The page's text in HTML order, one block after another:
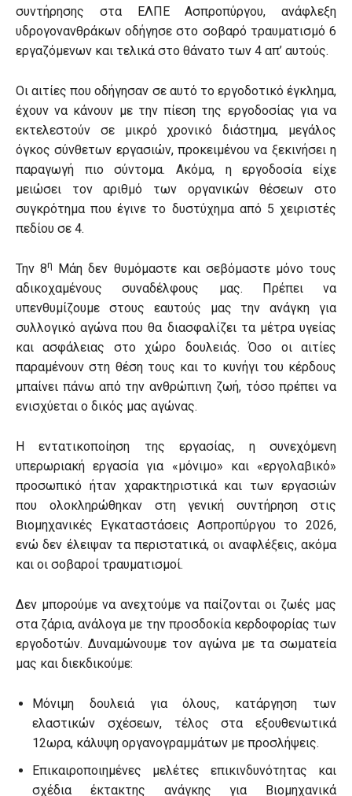
συντήρησης στα ΕΛΠΕ Ασπροπύργου, ανάφλεξη
υδρογονανθράκων οδήγησε στο σοβαρό τραυματισμό 6
εργαζόμενων και τελικά στο θάνατο των 4 απ’ αυτούς.
Οι αιτίες που οδήγησαν σε αυτό το εργοδοτικό έγκλημα,
έχουν να κάνουν με την πίεση της εργοδοσίας για να
εκτελεστούν σε μικρό χρονικό διάστημα, μεγάλος
όγκος σύνθετων εργασιών, προκειμένου να ξεκινήσει η
παραγωγή πιο σύντομα. Ακόμα, η εργοδοσία είχε
μειώσει τον αριθμό των οργανικών θέσεων στο
συγκρότημα που έγινε το δυστύχημα από 5 χειριστές
πεδίου σε 4.
Την 8η
Μάη δεν θυμόμαστε και σεβόμαστε μόνο τους
αδικοχαμένους συναδέλφους μας. Πρέπει να
υπενθυμίζουμε στους εαυτούς μας την ανάγκη για
συλλογικό αγώνα που θα διασφαλίζει τα μέτρα υγείας
και ασφάλειας στο χώρο δουλειάς. Όσο οι αιτίες
παραμένουν στη θέση τους και το κυνήγι του κέρδους
μπαίνει πάνω από την ανθρώπινη ζωή, τόσο πρέπει να
ενισχύεται ο δικός μας αγώνας.
Η εντατικοποίηση της εργασίας, η συνεχόμενη
υπερωριακή εργασία για «μόνιμο» και «εργολαβικό»
προσωπικό ήταν χαρακτηριστικά και των εργασιών
που ολοκληρώθηκαν στη γενική συντήρηση στις
Βιομηχανικές Εγκαταστάσεις Ασπροπύργου το 2026,
ενώ δεν έλειψαν τα περιστατικά, οι αναφλέξεις, ακόμα
και οι σοβαροί τραυματισμοί.
Δεν μπορούμε να ανεχτούμε να παίζονται οι ζωές μας
στα ζάρια, ανάλογα με την προσδοκία κερδοφορίας των
εργοδοτών. Δυναμώνουμε τον αγώνα με τα σωματεία
μας και διεκδικούμε:
Μόνιμη δουλειά για όλους, κατάργηση των
ελαστικών σχέσεων, τέλος στα εξουθενωτικά
12ωρα, κάλυψη οργανογραμμάτων με προσλήψεις.
Επικαιροποιημένες μελέτες επικινδυνότητας και
σχέδια έκτακτης ανάγκης για Βιομηχανικά